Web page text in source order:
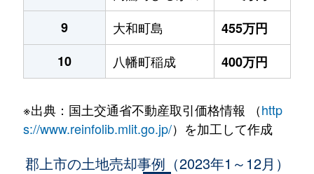
9
大和町島
455万円
10
八幡町稲成 400万円
※出典：国土交通省不動産取引価格情報 （http
s://www.reinfolib.mlit.go.jp/）を加工して作成
郡上市の土地売却事例（2023年1～12月）